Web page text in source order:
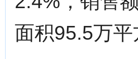
面积95.5万